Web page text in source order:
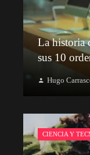
La historia
sus 10
Hugo
CIENCIA Y